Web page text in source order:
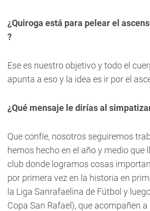
¿Quiroga está para pelear el
?
Ese es nuestro objetivo y todo el
apunta a eso y la idea es ir por el
¿Qué mensaje le dirías al
Que confíe, nosotros seguiremos
hemos hecho en el año y medio que
club donde logramos cosas
por primera vez en la historia en
la Liga Sanrafaelina de Fútbol y
Copa San Rafael), que acompañen